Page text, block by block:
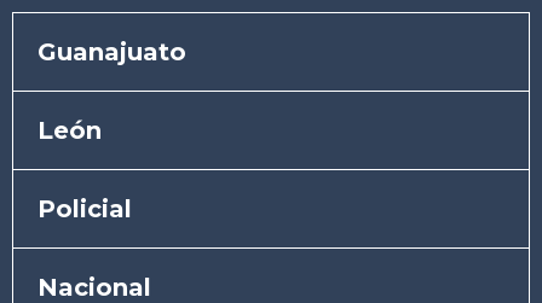
Guanajuato
León
Policial
Nacional